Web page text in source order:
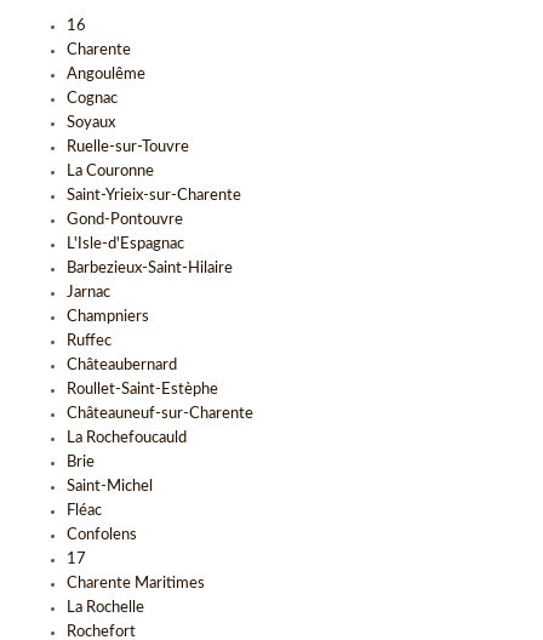
16
Charente
Angoulême
Cognac
Soyaux
Ruelle-sur-Touvre
La Couronne
Saint-Yrieix-sur-Charente
Gond-Pontouvre
L'Isle-d'Espagnac
Barbezieux-Saint-Hilaire
Jarnac
Champniers
Ruffec
Châteaubernard
Roullet-Saint-Estèphe
Châteauneuf-sur-Charente
La Rochefoucauld
Brie
Saint-Michel
Fléac
Confolens
17
Charente Maritimes
La Rochelle
Rochefort